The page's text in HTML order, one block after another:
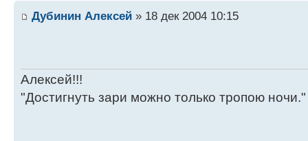
Дубинин Алексей » 18 дек 2004 10:15
Алексей!!!
"Достигнуть зари можно только тропою ночи."